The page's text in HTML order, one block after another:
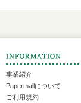
事業紹介
Papermallについて
ご利用規約